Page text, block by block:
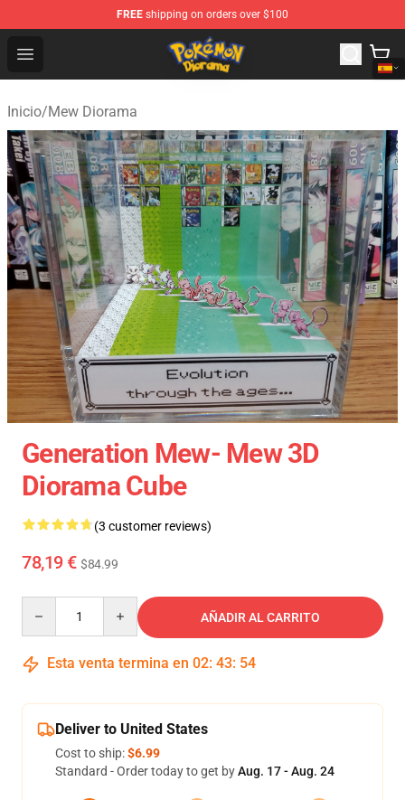
FREE shipping on orders over $100
Open menu
Pokemon Diorama Shop - The Best Store of Pokemon
Inicio/Mew Diorama
Generation Mew- Mew 3D
Diorama Cube
(3 customer reviews)
78,19 € $84.99
AÑADIR AL CARRITO
Esta venta termina en 02: 43: 54
Deliver to United States
Cost to ship:$6.99
Standard - Order today to get byAug. 17 - Aug. 24